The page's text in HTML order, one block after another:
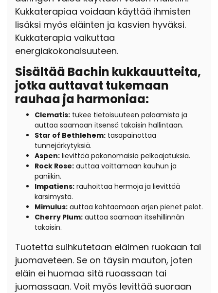
Kukkaterapiaa voidaan käyttää ihmisten
lisäksi myös eläinten ja kasvien hyväksi.
Kukkaterapia vaikuttaa
energiakokonaisuuteen.
Sisältää Bachin kukkauutteita,
jotka auttavat tukemaan
rauhaa ja harmoniaa:
Clematis: tukee tietoisuuteen palaamista ja
auttaa saamaan itsensä takaisin hallintaan.
Star of Bethlehem: tasapainottaa
tunnejärkytyksiä.
Aspen: lievittää pakonomaisia pelkoajatuksia.
Rock Rose: auttaa voittamaan kauhun ja
paniikin.
Impatiens: rauhoittaa hermoja ja lievittää
kärsimystä.
Mimulus: auttaa kohtaamaan arjen pienet pelot.
Cherry Plum: auttaa saamaan itsehillinnän
takaisin.
Tuotetta suihkutetaan eläimen ruokaan tai
juomaveteen. Se on täysin mauton, joten
eläin ei huomaa sitä ruoassaan tai
juomassaan. Voit myös levittää suoraan